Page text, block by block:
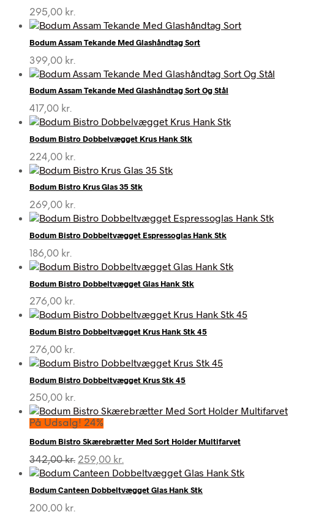
295,00 kr.
Bodum Assam Tekande Med Glashåndtag Sort
399,00 kr.
Bodum Assam Tekande Med Glashåndtag Sort Og Stål
417,00 kr.
Bodum Bistro Dobbelvægget Krus Hank Stk
224,00 kr.
Bodum Bistro Krus Glas 35 Stk
269,00 kr.
Bodum Bistro Dobbeltvægget Espressoglas Hank Stk
186,00 kr.
Bodum Bistro Dobbeltvægget Glas Hank Stk
276,00 kr.
Bodum Bistro Dobbeltvægget Krus Hank Stk 45
276,00 kr.
Bodum Bistro Dobbeltvægget Krus Stk 45
250,00 kr.
På Udsalg! 24%
Bodum Bistro Skærebrætter Med Sort Holder Multifarvet
342,00kr. Den
oprindelige
var:
259,00 kr.
aktuelle
er:
Bodum Canteen Dobbeltvægget Glas Hank Stk
200,00 kr.